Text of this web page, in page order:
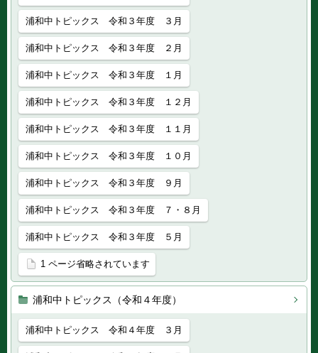
浦和中トピックス 令和３年度 ３月
浦和中トピックス 令和３年度 ２月
浦和中トピックス 令和３年度 １月
浦和中トピックス 令和３年度 １２月
浦和中トピックス 令和３年度 １１月
浦和中トピックス 令和３年度 １０月
浦和中トピックス 令和３年度 ９月
浦和中トピックス 令和３年度 ７・８月
浦和中トピックス 令和３年度 ５月
1 ページ省略されています
浦和中トピックス（令和４年度）
浦和中トピックス 令和４年度 ３月